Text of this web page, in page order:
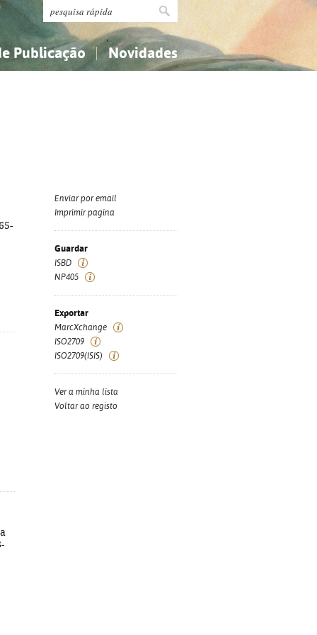
Publicação Novidades
Enviar por email
Imprimir página
Guardar
ISBD
NP405
Exportar
MarcXchange
ISO2709
ISO2709(ISIS)
Ver a minha lista
Voltar ao registo